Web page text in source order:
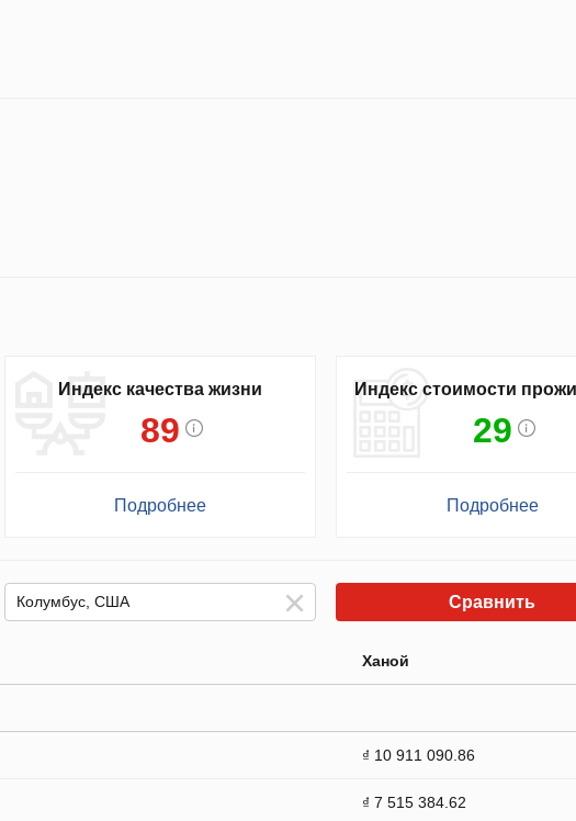
Индекс качества жизни
89
Подробнее
Индекс стоимости
29
Подробнее
Сравнить
Ханой
₫ 10 911 090.86
₫ 7 515 384.62